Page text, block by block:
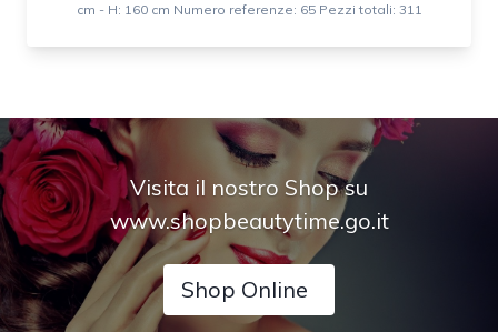
cm - H: 160 cm Numero referenze: 65 Pezzi totali: 311
Visita il nostro Shop su
www.shopbeautytime.go.it
Shop Online